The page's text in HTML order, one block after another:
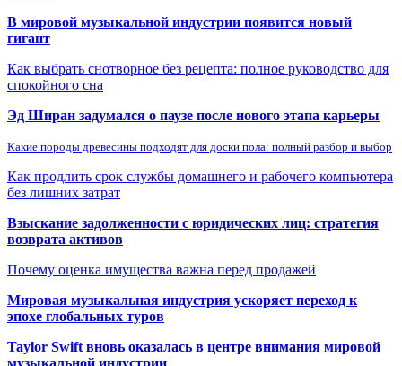
В мировой музыкальной индустрии появится новый
гигант
Как выбрать снотворное без рецепта: полное руководство для
спокойного сна
Эд Ширан задумался о паузе после нового этапа карьеры
Какие породы древесины подходят для доски пола: полный разбор и выбор
Как продлить срок службы домашнего и рабочего компьютера
без лишних затрат
Взыскание задолженности с юридических лиц: стратегия
возврата активов
Почему оценка имущества важна перед продажей
Мировая музыкальная индустрия ускоряет переход к
эпохе глобальных туров
Taylor Swift вновь оказалась в центре внимания мировой
музыкальной индустрии